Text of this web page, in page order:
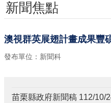
介
民
服
務
欄
新聞焦點
澳視群英展翅計畫成果豐
發布單位：新聞科
苗栗縣政府新聞稿 112/10/